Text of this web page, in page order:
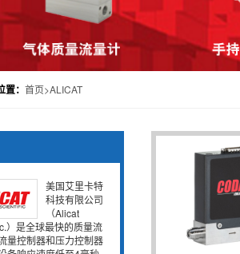
： 首页 ALICAT
美国艾里卡特
科技有限公司
（Alicat
）是全球最快的质量流
量控制器和压力控制器